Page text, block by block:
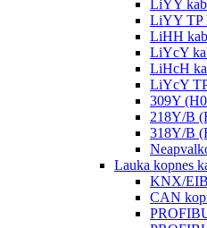
LiYY
LiYY TP
LiHH
LiYcY
LiHcH
LiYcY
309Y
218Y/B
318Y/B
Lauka kopnes
KNX/
CAN